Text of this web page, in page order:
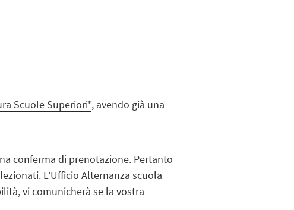
Scuole Superiori", avendo già una
conferma di prenotazione. Pertanto
L’Ufficio Alternanza scuola
vi comunicherà se la vostra